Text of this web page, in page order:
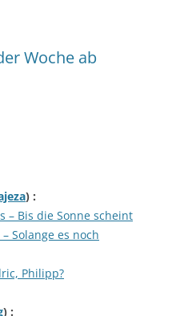
Woche ab
) :
– Bis die Sonne scheint
Solange es noch
Philipp?
) :